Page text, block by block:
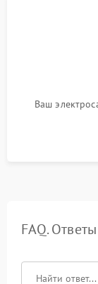
Ваш
FAQ.